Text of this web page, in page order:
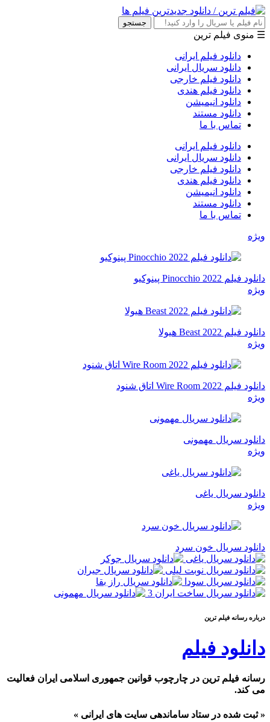
جستجو
☰ منوی فیلم ترین
دانلود فیلم ایرانی
دانلود سریال ایرانی
دانلود فیلم خارجی
دانلود فیلم هندی
دانلود انیمیشن
دانلود مستند
تماس با ما
دانلود فیلم ایرانی
دانلود سریال ایرانی
دانلود فیلم خارجی
دانلود فیلم هندی
دانلود انیمیشن
دانلود مستند
تماس با ما
ویژه
دانلود فیلم Pinocchio 2022 پینوکیو
ویژه
دانلود فیلم Beast 2022 هیولا
ویژه
دانلود فیلم Wire Room 2022 اتاق شنود
ویژه
دانلود سریال مهمونی
ویژه
دانلود سریال یاغی
ویژه
دانلود سریال خون سرد
درباره رسانه فيلم ترين
دانلود فیلم
رسانه فیلم ترین در چارچوب قوانین جمهوری اسلامی ایران فعالیت
می کند.
« ثبت شده در ستاد ساماندهی سایت های ایرانی »